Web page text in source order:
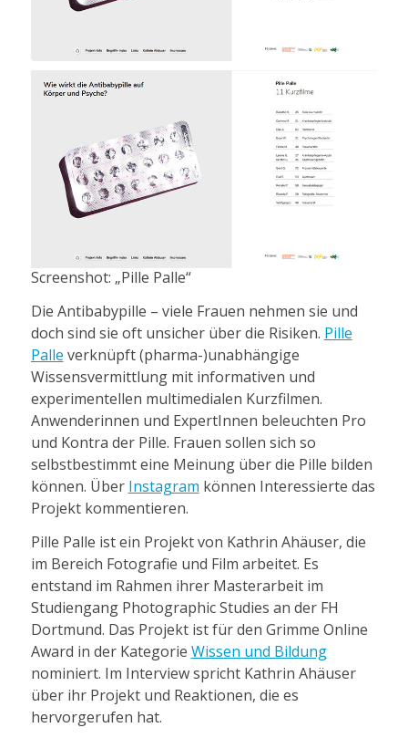
Screenshot: „Pille Palle“
Die Antibabypille – viele Frauen nehmen sie und
doch sind sie oft unsicher über die Risiken. Pille
Palle verknüpft (pharma-)unabhängige
Wissensvermittlung mit informativen und
experimentellen multimedialen Kurzfilmen.
Anwenderinnen und ExpertInnen beleuchten Pro
und Kontra der Pille. Frauen sollen sich so
selbstbestimmt eine Meinung über die Pille bilden
können. Über Instagram können Interessierte das
Projekt kommentieren.
Pille Palle ist ein Projekt von Kathrin Ahäuser, die
im Bereich Fotografie und Film arbeitet. Es
entstand im Rahmen ihrer Masterarbeit im
Studiengang Photographic Studies an der FH
Dortmund. Das Projekt ist für den Grimme Online
Award in der Kategorie Wissen und Bildung
nominiert. Im Interview spricht Kathrin Ahäuser
über ihr Projekt und Reaktionen, die es
hervorgerufen hat.